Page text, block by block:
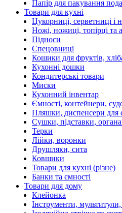
Папір для пакування
Товари для кухні
Цукорниці, серветниці і
Ножі, ножиці, топірці та
Підноси
Спецовниці
Кошики для фруктів,
Кухонні дошки
Кондитерські товари
Миски
Кухонний інвентар
Ємності, контейнери,
Пляшки, диспенсери для
Сушки, підставки,
Терки
Лійки, воронки
Друшляки, сита
Ковшики
Товари для кухні (різне)
Банки та ємності
Товари для дому
Клейонка
Інструменти,